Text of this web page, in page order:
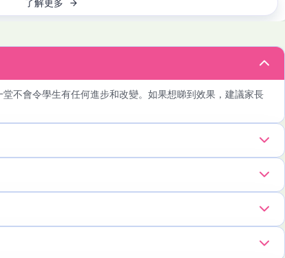
了解更多
不會令學生有任何進步和改變。如果想睇到效果，建議家長